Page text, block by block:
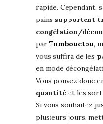
rapide. Cependant,
pains supportent
congélation/
par Tombouctou,
vous suffira de les
en mode
Vous pouvez donc
quantité et les
Si vous souhaitez
plusieurs jours,